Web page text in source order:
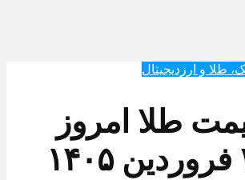
طلا و ارزدیجیتال‌
طلا امروز